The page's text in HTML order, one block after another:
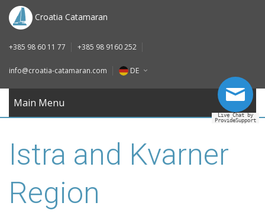
Croatia Catamaran
+385 98 60 11 77 +385 98 9160 252
info@croatia-catamaran.com DE
Main Menu
Istra and Kvarner
Region
Live Chat by
ProvideSupport